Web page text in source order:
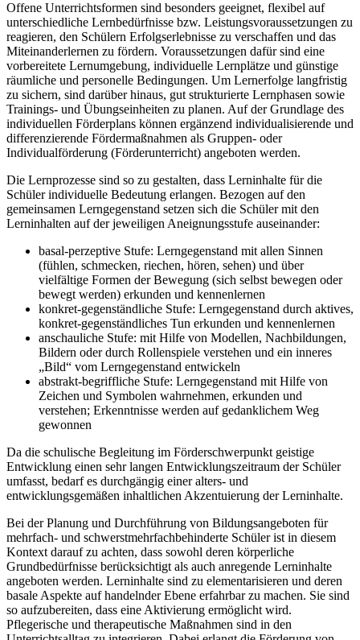
Offene Unterrichtsformen sind besonders geeignet, flexibel auf
unterschiedliche Lernbedürfnisse bzw. Leistungsvoraussetzungen zu
reagieren, den Schülern Erfolgserlebnisse zu verschaffen und das
Miteinanderlernen zu fördern. Voraussetzungen dafür sind eine
vorbereitete Lernumgebung, individuelle Lernplätze und günstige
räumliche und personelle Bedingungen. Um Lernerfolge langfristig
zu sichern, sind darüber hinaus, gut strukturierte Lernphasen sowie
Trainings- und Übungseinheiten zu planen. Auf der Grundlage des
individuellen Förderplans können ergänzend individualisierende und
differenzierende Fördermaßnahmen als Gruppen- oder
Individualförderung (Förderunterricht) angeboten werden.
Die Lernprozesse sind so zu gestalten, dass Lerninhalte für die
Schüler individuelle Bedeutung erlangen. Bezogen auf den
gemeinsamen Lerngegenstand setzen sich die Schüler mit den
Lerninhalten auf der jeweiligen Aneignungsstufe auseinander:
basal-perzeptive Stufe: Lerngegenstand mit allen Sinnen
(fühlen, schmecken, riechen, hören, sehen) und über
vielfältige Formen der Bewegung (sich selbst bewegen oder
bewegt werden) erkunden und kennenlernen
konkret-gegenständliche Stufe: Lerngegenstand durch aktives,
konkret-gegenständliches Tun erkunden und kennenlernen
anschauliche Stufe: mit Hilfe von Modellen, Nachbildungen,
Bildern oder durch Rollenspiele verstehen und ein inneres
„Bild“ vom Lerngegenstand entwickeln
abstrakt-begriffliche Stufe: Lerngegenstand mit Hilfe von
Zeichen und Symbolen wahrnehmen, erkunden und
verstehen; Erkenntnisse werden auf gedanklichem Weg
gewonnen
Da die schulische Begleitung im Förderschwerpunkt geistige
Entwicklung einen sehr langen Entwicklungszeitraum der Schüler
umfasst, bedarf es durchgängig einer alters- und
entwicklungsgemäßen inhaltlichen Akzentuierung der Lerninhalte.
Bei der Planung und Durchführung von Bildungsangeboten für
mehrfach- und schwerstmehrfachbehinderte Schüler ist in diesem
Kontext darauf zu achten, dass sowohl deren körperliche
Grundbedürfnisse berücksichtigt als auch anregende Lerninhalte
angeboten werden. Lerninhalte sind zu elementarisieren und deren
basale Aspekte auf handelnder Ebene erfahrbar zu machen. Sie sind
so aufzubereiten, dass eine Aktivierung ermöglicht wird.
Pflegerische und therapeutische Maßnahmen sind in den